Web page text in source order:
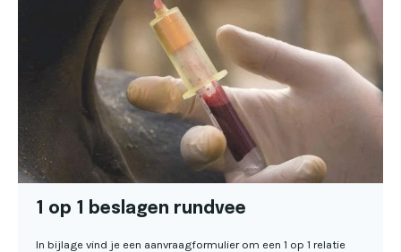
1 op 1 beslagen rundvee
In bijlage vind je een aanvraagformulier om een 1 op 1 relatie